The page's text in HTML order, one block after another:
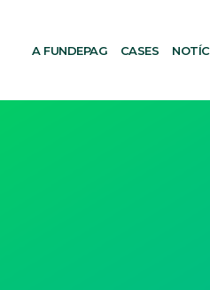
A FUNDEPAG CASES